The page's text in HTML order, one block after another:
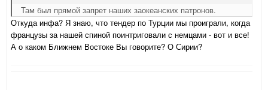
Там был прямой запрет наших заокеанских патронов.
Откуда инфа? Я знаю, что тендер по Турции мы проиграли, когда
французы за нашей спиной поинтриговали с немцами - вот и все!
А о каком Ближнем Востоке Вы говорите? О Сирии?